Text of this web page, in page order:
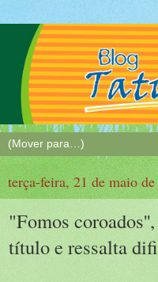
terça-feira, 21 de maio
"Fomos
título e ressalta